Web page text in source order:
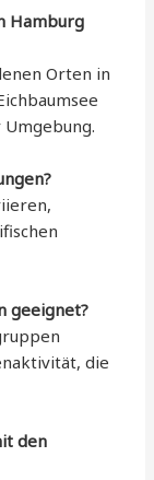
Hamburg
Orten in
geeignet?
die
den